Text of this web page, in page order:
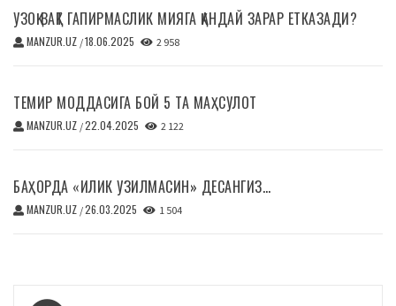
УЗОҚ ВАҚТ ГАПИРМАСЛИК МИЯГА ҚАНДАЙ ЗАРАР ЕТКАЗАДИ?
MANZUR.UZ /18.06.2025 2 958
ТЕМИР МОДДАСИГА БОЙ 5 ТА МАҲСУЛОТ
MANZUR.UZ /22.04.2025 2 122
БАҲОРДА «ИЛИК УЗИЛМАСИН» ДЕСАНГИЗ…
MANZUR.UZ /26.03.2025 1 504